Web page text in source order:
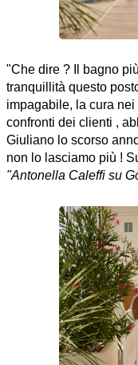
"Che dire ? Il bagno
tranquillità questo
impagabile, la cura
confronti dei clienti ,
Giuliano lo scorso
non lo lasciamo più !
"Antonella Caleffi su